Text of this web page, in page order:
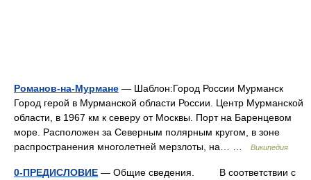
Романов-на-Мурмане — Шаблон:Город России Мурманск
Город герой в Мурманской области России. Центр Мурманской
области, в 1967 км к северу от Москвы. Порт на Баренцевом
море. Расположен за Северным полярным кругом, в зоне
распространения многолетней мерзлоты, на… …
Википедия
0-ПРЕДИСЛОВИЕ — Общие сведения. В соответствии с